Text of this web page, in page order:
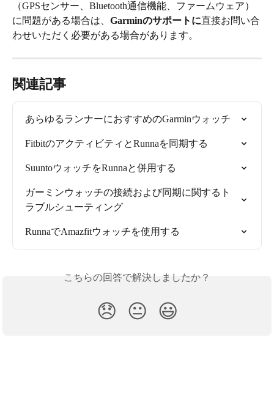
（GPSセンサー、Bluetooth通信機能、ファームウェア）
に問題がある場合は、 Garminのサポートに直接お問い合
わせいただく必要がある場合があります。
関連記事
あらゆるランナーにおすすめのGarminウォッチ
FitbitのアクティビティとRunnaを同期する
SuuntoウォッチをRunnaと併用する
ガーミンウォッチの接続および同期に関するト
ラブルシューティング
RunnaでAmazfitウォッチを使用する
こちらの回答で解決しましたか？
😞 😐 😃